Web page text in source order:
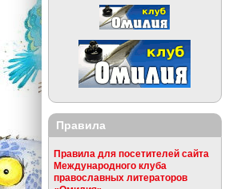
Правила
Правила для посетителей сайта
Международного клуба
православных литераторов